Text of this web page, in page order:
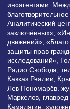
иноагентами:
Аналитический
заключённых»,
движений»,
защиты прав
исследований»,
Радио Свобода,
Кавказ.Реалии,
Лев Пономарёв,
Маркелов, главред
Камалягин,